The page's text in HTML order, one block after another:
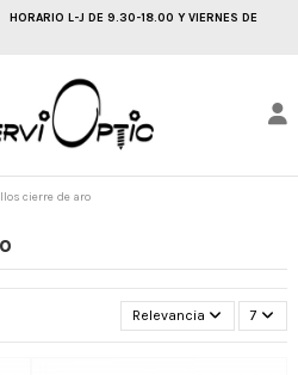
HORARIO L-J DE 9.30-18.00 Y VIERNES DE
cierre de aro
Relevancia 7